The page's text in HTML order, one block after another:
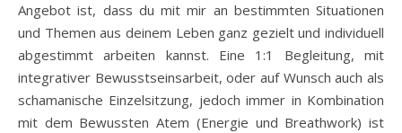
Angebot ist, dass du mit mir an bestimmten Situationen
und Themen aus deinem Leben ganz gezielt und individuell
abgestimmt arbeiten kannst. Eine 1:1 Begleitung, mit
integrativer Bewusstseinsarbeit, oder auf Wunsch auch als
schamanische Einzelsitzung, jedoch immer in Kombination
mit dem Bewussten Atem (Energie und Breathwork) ist